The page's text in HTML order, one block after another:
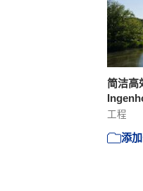
简洁高
工程
添